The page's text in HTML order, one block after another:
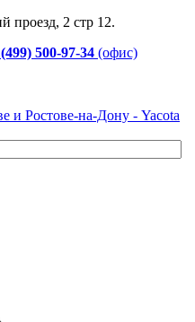
проезд, 2 стр 12.
500-97-34 (офис)